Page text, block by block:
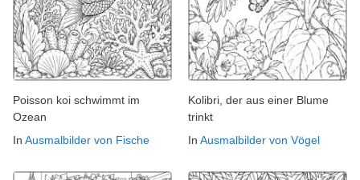
Poisson koi schwimmt im
Ozean
In Ausmalbilder von Fische
Kolibri, der aus einer Blume
trinkt
In Ausmalbilder von Vögel